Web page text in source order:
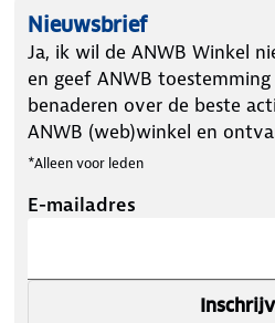
Nieuwsbrief
Ja, ik wil de ANWB Winkel
en geef ANWB
benaderen over de beste
ANWB (web)winkel en
*Alleen voor leden
E-mailadres